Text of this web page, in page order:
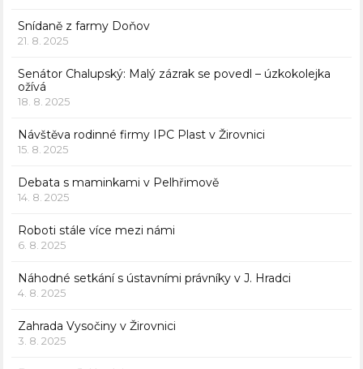
Snídaně z farmy Doňov
21. 8. 2025
Senátor Chalupský: Malý zázrak se povedl – úzkokolejka
ožívá
18. 8. 2025
Návštěva rodinné firmy IPC Plast v Žirovnici
15. 8. 2025
Debata s maminkami v Pelhřimově
14. 8. 2025
Roboti stále více mezi námi
6. 8. 2025
Náhodné setkání s ústavními právníky v J. Hradci
4. 8. 2025
Zahrada Vysočiny v Žirovnici
3. 8. 2025